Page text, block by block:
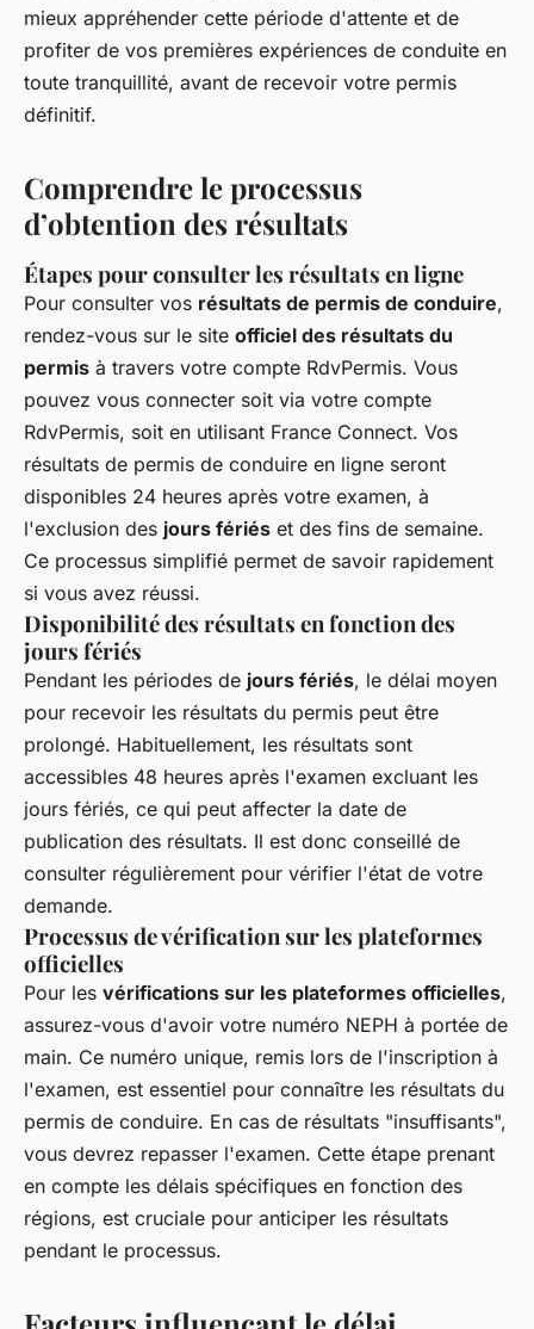
mieux appréhender cette période d'attente et de
profiter de vos premières expériences de conduite en
toute tranquillité, avant de recevoir votre permis
définitif.
Comprendre le processus
d’obtention des résultats
Étapes pour consulter les résultats en ligne
Pour consulter vos résultats de permis de conduire,
rendez-vous sur le site officiel des résultats du
permis à travers votre compte RdvPermis. Vous
pouvez vous connecter soit via votre compte
RdvPermis, soit en utilisant France Connect. Vos
résultats de permis de conduire en ligne seront
disponibles 24 heures après votre examen, à
l'exclusion des jours fériés et des fins de semaine.
Ce processus simplifié permet de savoir rapidement
si vous avez réussi.
Disponibilité des résultats en fonction des
jours fériés
Pendant les périodes de jours fériés, le délai moyen
pour recevoir les résultats du permis peut être
prolongé. Habituellement, les résultats sont
accessibles 48 heures après l'examen excluant les
jours fériés, ce qui peut affecter la date de
publication des résultats. Il est donc conseillé de
consulter régulièrement pour vérifier l'état de votre
demande.
Processus de vérification sur les plateformes
officielles
Pour les vérifications sur les plateformes officielles,
assurez-vous d'avoir votre numéro NEPH à portée de
main. Ce numéro unique, remis lors de l'inscription à
l'examen, est essentiel pour connaître les résultats du
permis de conduire. En cas de résultats "insuffisants",
vous devrez repasser l'examen. Cette étape prenant
en compte les délais spécifiques en fonction des
régions, est cruciale pour anticiper les résultats
pendant le processus.